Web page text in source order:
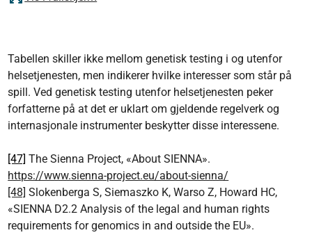
Tabellen skiller ikke mellom genetisk testing i og utenfor
helsetjenesten, men indikerer hvilke interesser som står på
spill. Ved genetisk testing utenfor helsetjenesten peker
forfatterne på at det er uklart om gjeldende regelverk og
internasjonale instrumenter beskytter disse interessene.
[47] The Sienna Project, «About SIENNA».
https://www.sienna-project.eu/about-sienna/
[48] Slokenberga S, Siemaszko K, Warso Z, Howard HC,
«SIENNA D2.2 Analysis of the legal and human rights
requirements for genomics in and outside the EU».